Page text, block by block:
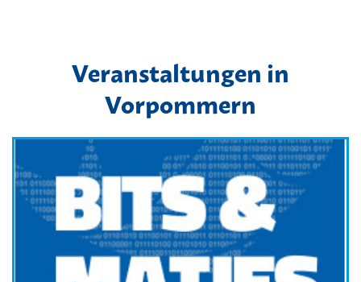
Veranstaltungen in
Vorpommern